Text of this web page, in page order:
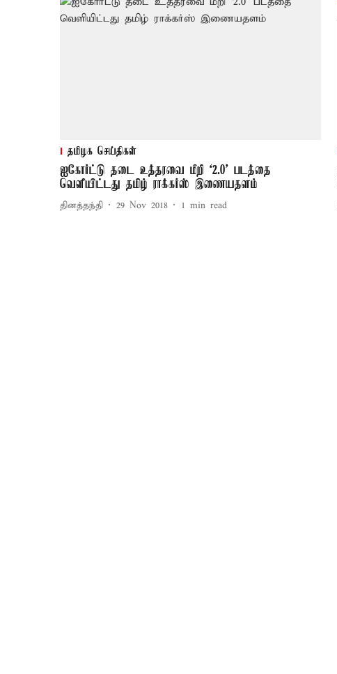
தமிழக செய்திகள்
ஐகோர்ட்டு தடை உத்தரவை மீறி ‘2.0’ படத்தை
வெளியிட்டது தமிழ் ராக்கர்ஸ் இணையதளம்
தினத்தந்தி 29 Nov 2018 1 min read